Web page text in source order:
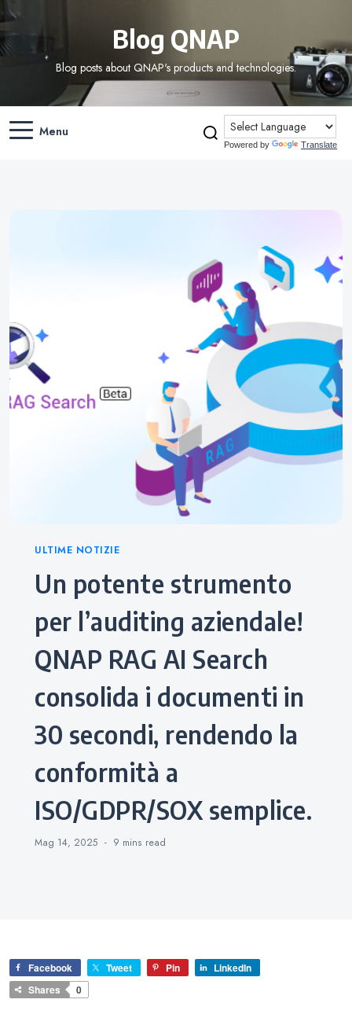
Blog QNAP
Blog posts about QNAP's products and technologies.
Menu
Powered by Translate
Categories
ULTIME NOTIZIE
Un potente strumento
per l’auditing aziendale!
QNAP RAG AI Search
consolida i documenti in
30 secondi, rendendo la
conformità a
ISO/GDPR/SOX semplice.
Mag 14, 2025 9 mins read
Facebook Tweet Pin
LinkedIn
Shares
0